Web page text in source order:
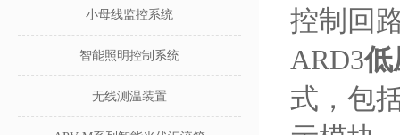
小母线监控系统
智能照明控制系统
无线测温装置
控制回
ARD3低
式，包